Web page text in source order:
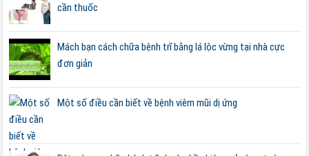
cần thuốc
Mách bạn cách chữa bệnh trĩ bằng lá lộc vừng tại nhà cực
đơn giản
Một số điều cần biết về bệnh viêm mũi dị ứng